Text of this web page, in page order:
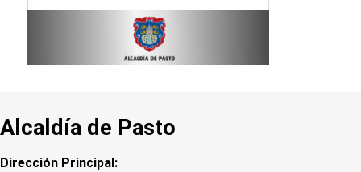
Alcaldía de Pasto
Dirección Principal: